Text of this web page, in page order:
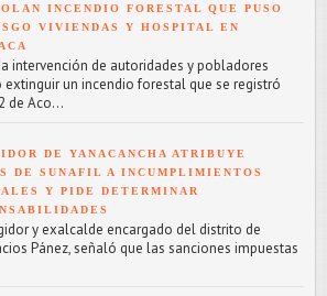
INCENDIO FORESTAL QUE PUSO
VIVIENDAS Y HOSPITAL EN
intervención de autoridades y pobladores
extinguir un incendio forestal que se registró
de Aco...
DE YANACANCHA ATRIBUYE
DE SUNAFIL A INCUMPLIMIENTOS
Y PIDE DETERMINAR
y exalcalde encargado del distrito de
Pánez, señaló que las sanciones impuestas